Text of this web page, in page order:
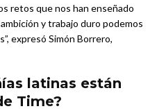
retos que nos han enseñado
y trabajo duro podemos
expresó Simón Borrero,
latinas están
Time?